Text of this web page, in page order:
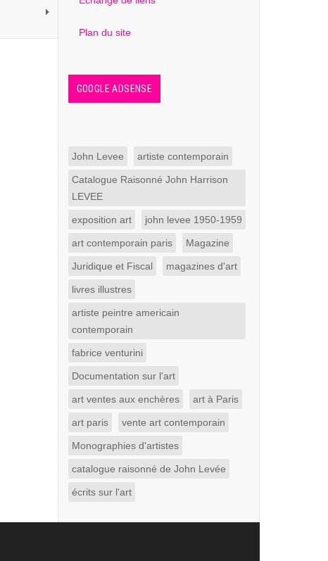
Plan du site
GOOGLE ADSENSE
John Levee artiste contemporain
Catalogue Raisonné John Harrison
LEVEE
exposition art john levee 1950-1959
art contemporain paris Magazine
Juridique et Fiscal magazines d'art
livres illustres
artiste peintre americain
contemporain
fabrice venturini
Documentation sur l'art
art ventes aux enchères art à Paris
art paris vente art contemporain
Monographies d'artistes
catalogue raisonné de John Levée
écrits sur l'art